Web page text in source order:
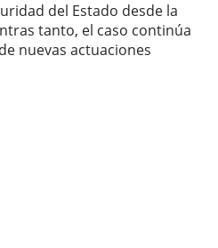
del Estado desde la
tanto, el caso continúa
nuevas actuaciones